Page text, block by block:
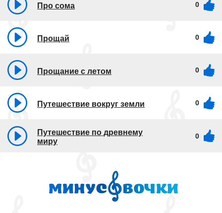
Про сома 0
Прощай 0
Прощание с летом 0
Путешествие вокруг земли 0
Путешествие по древнему
миру
0